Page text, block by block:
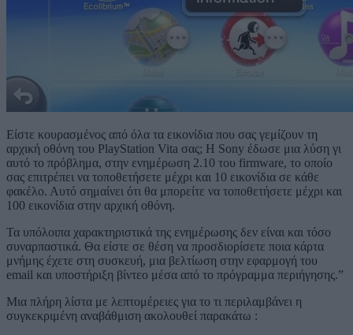
Είστε κουρασμένος από όλα τα εικονίδια που σας γεμίζουν τη
αρχική οθόνη του PlayStation Vita σας; Η Sony έδωσε μια λύση γι
αυτό το πρόβλημα, στην ενημέρωση 2.10 του firmware, το οποίο
σας επιτρέπει να τοποθετήσετε μέχρι και 10 εικονίδια σε κάθε
φακέλο. Αυτό σημαίνει ότι θα μπορείτε να τοποθετήσετε μέχρι και
100 εικονίδια στην αρχική οθόνη.
Τα υπόλοιπα χαρακτηριστικά της ενημέρωσης δεν είναι και τόσο
συναρπαστικά. Θα είστε σε θέση να προσδιορίσετε ποια κάρτα
μνήμης έχετε στη συσκευή, μια βελτίωση στην εφαρμογή του
email και υποστήριξη βίντεο μέσα από το πρόγραμμα περιήγησης.”
Μια πλήρη λίστα με λεπτομέρειες για το τι περιλαμβάνει η
συγκεκριμένη αναβάθμιση ακολουθεί παρακάτω :